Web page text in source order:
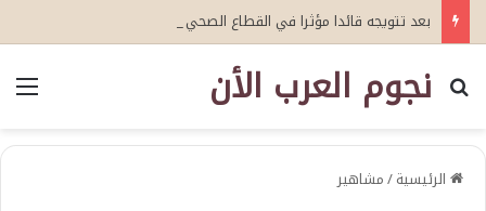
نجوم العرب الأن
بحث عن
الرئيسية/مشاهير